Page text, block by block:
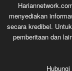
menyediakan
secara kredibel.
pemberitaan dan